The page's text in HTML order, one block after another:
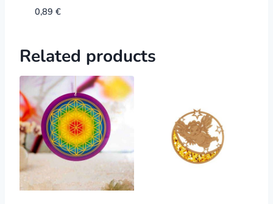
0,89 €
Related products